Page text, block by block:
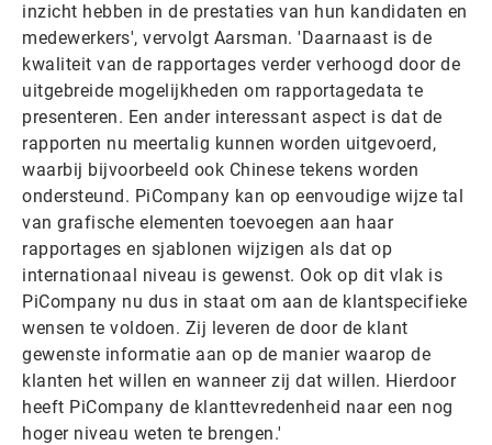
inzicht hebben in de prestaties van hun kandidaten en
medewerkers', vervolgt Aarsman. 'Daarnaast is de
kwaliteit van de rapportages verder verhoogd door de
uitgebreide mogelijkheden om rapportagedata te
presenteren. Een ander interessant aspect is dat de
rapporten nu meertalig kunnen worden uitgevoerd,
waarbij bijvoorbeeld ook Chinese tekens worden
ondersteund. PiCompany kan op eenvoudige wijze tal
van grafische elementen toevoegen aan haar
rapportages en sjablonen wijzigen als dat op
internationaal niveau is gewenst. Ook op dit vlak is
PiCompany nu dus in staat om aan de klantspecifieke
wensen te voldoen. Zij leveren de door de klant
gewenste informatie aan op de manier waarop de
klanten het willen en wanneer zij dat willen. Hierdoor
heeft PiCompany de klanttevredenheid naar een nog
hoger niveau weten te brengen.'